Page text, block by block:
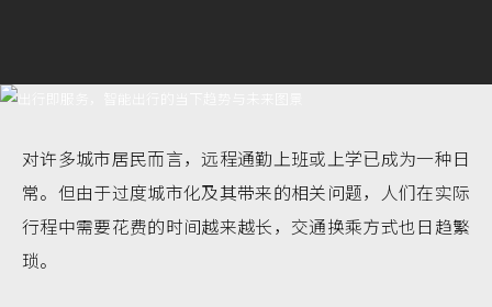
对许多城市居民而言，远程通勤上班或上学已成为一种日
常。但由于过度城市化及其带来的相关问题，人们在实际
行程中需要花费的时间越来越长，交通换乘方式也日趋繁
琐。